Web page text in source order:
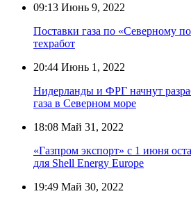
09:13 Июнь 9, 2022
Поставки газа по «Северному
техработ
20:44 Июнь 1, 2022
Нидерланды и ФРГ начнут
газа в Северном море
18:08 Май 31, 2022
«Газпром экспорт» с 1 июня
для Shell Energy Europe
19:49 Май 30, 2022